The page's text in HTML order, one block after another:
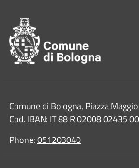
Contacts
Comune di Bologna, Piazza
Cod. IBAN: IT 88 R 02008 02435
Phone:051203040